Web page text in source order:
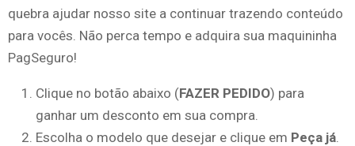
quebra ajudar nosso site a continuar trazendo conteúdo
para vocês. Não perca tempo e adquira sua maquininha
PagSeguro!
Clique no botão abaixo (FAZER PEDIDO) para
ganhar um desconto em sua compra.
Escolha o modelo que desejar e clique em Peça já